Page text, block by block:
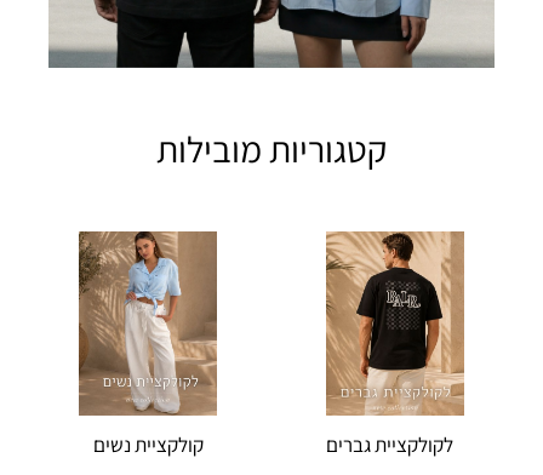
קטגוריות מובילות
לקולקציית גברים קולקציית נשים